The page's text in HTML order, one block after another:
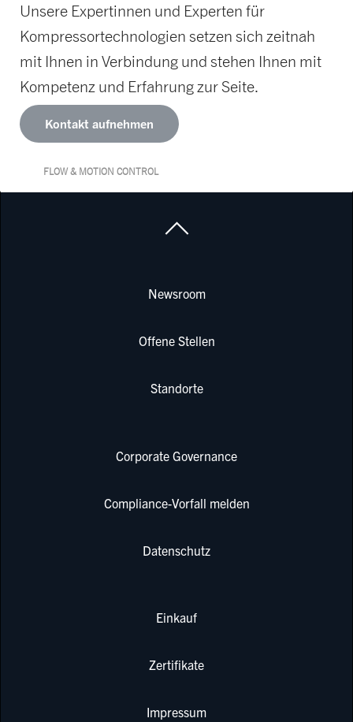
Unsere Expertinnen und Experten für
Kompressortechnologien setzen sich zeitnah
mit Ihnen in Verbindung und stehen Ihnen mit
Kompetenz und Erfahrung zur Seite.
Kontakt aufnehmen
FLOW & MOTION CONTROL
Newsroom
Offene Stellen
Standorte
Corporate Governance
Compliance-Vorfall melden
Datenschutz
Einkauf
Zertifikate
Impressum